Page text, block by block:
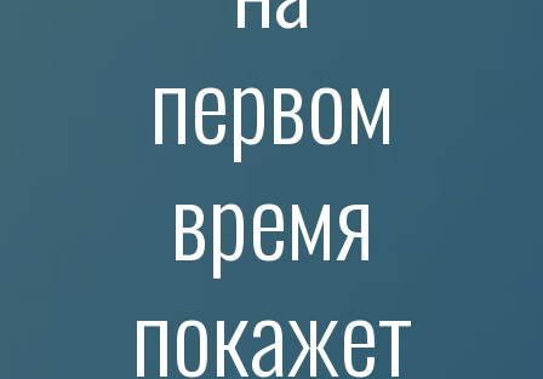
первом
время
покажет